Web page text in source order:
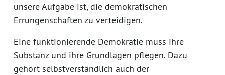
unsere Aufgabe ist, die demokratischen
Errungenschaften zu verteidigen.
Eine funktionierende Demokratie muss ihre
Substanz und ihre Grundlagen pflegen. Dazu
gehört selbstverständlich auch der